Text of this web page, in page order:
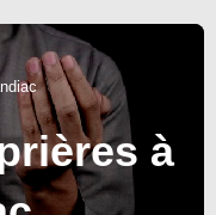
à